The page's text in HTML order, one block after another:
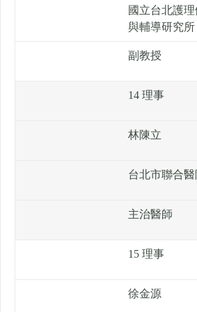
國立台北護
與輔導研究所
副教授
14 理事
林陳立
台北市聯合
主治醫師
15 理事
徐金源